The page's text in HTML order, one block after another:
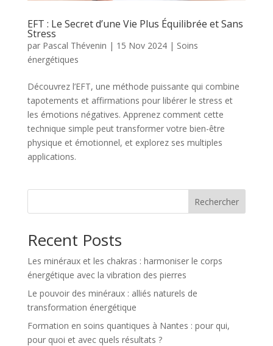
EFT : Le Secret d’une Vie Plus Équilibrée et Sans
Stress
par Pascal Thévenin | 15 Nov 2024| Soins
énergétiques
Découvrez l’EFT, une méthode puissante qui combine
tapotements et affirmations pour libérer le stress et
les émotions négatives. Apprenez comment cette
technique simple peut transformer votre bien-être
physique et émotionnel, et explorez ses multiples
applications.
Rechercher
Recent Posts
Les minéraux et les chakras : harmoniser le corps
énergétique avec la vibration des pierres
Le pouvoir des minéraux : alliés naturels de
transformation énergétique
Formation en soins quantiques à Nantes : pour qui,
pour quoi et avec quels résultats ?